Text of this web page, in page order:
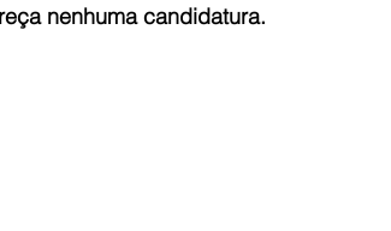
nenhuma candidatura.